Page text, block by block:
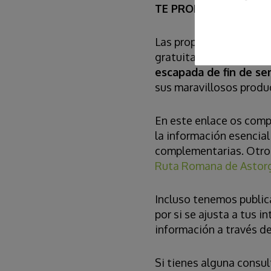
TE PROPONEMOS
Las propuestas de
gratuita para que
escapada de fin de
sus maravillosos
En este enlace os
la información
complementarias.
Ruta Romana de
Incluso tenemos
por si se ajusta a tus
información a través
Si tienes alguna